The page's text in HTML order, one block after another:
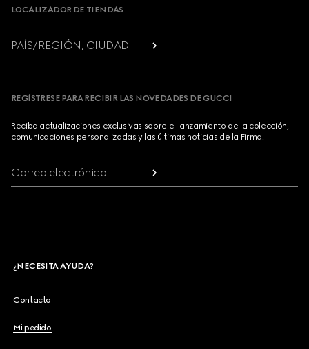
LOCALIZADOR DE TIENDAS
PAÍS/REGIÓN, CIUDAD
REGÍSTRESE PARA RECIBIR LAS NOVEDADES DE GUCCI
Reciba actualizaciones exclusivas sobre el lanzamiento de la colección,
comunicaciones personalizadas y las últimas noticias de la Firma.
Correo electrónico
¿NECESITA AYUDA?
Contacto
Mi pedido